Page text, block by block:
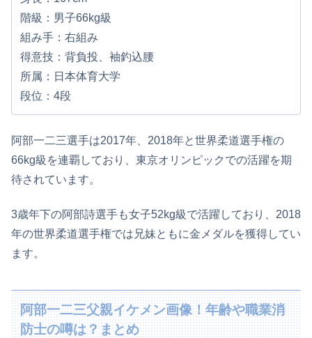
階級：男子66kg級
組み手：右組み
得意技：背負投、袖釣込腰
所属：日本体育大学
段位：4段
阿部一二三選手は2017年、2018年と世界柔道選手権の
66kg級を連覇しており、東京オリンピックでの活躍を期
待されています。
3歳年下の阿部詩選手も女子52kg級で活躍しており、2018
年の世界柔道選手権では兄妹ともに金メダルを獲得してい
ます。
阿部一二三父親イケメン画像！年齢や職業消
防士の噂は？まとめ